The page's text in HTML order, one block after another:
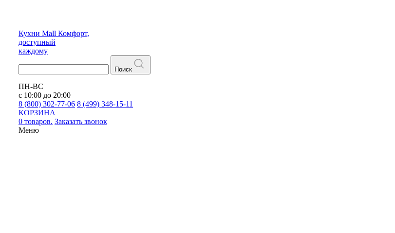
Кухни Mall Комфорт,
доступный
каждому
Поиск
ПН-ВС
с 10:00 до 20:00
8 (800) 302-77-06 8 (499) 348-15-11
КОРЗИНА
0 товаров. Заказать звонок
Меню